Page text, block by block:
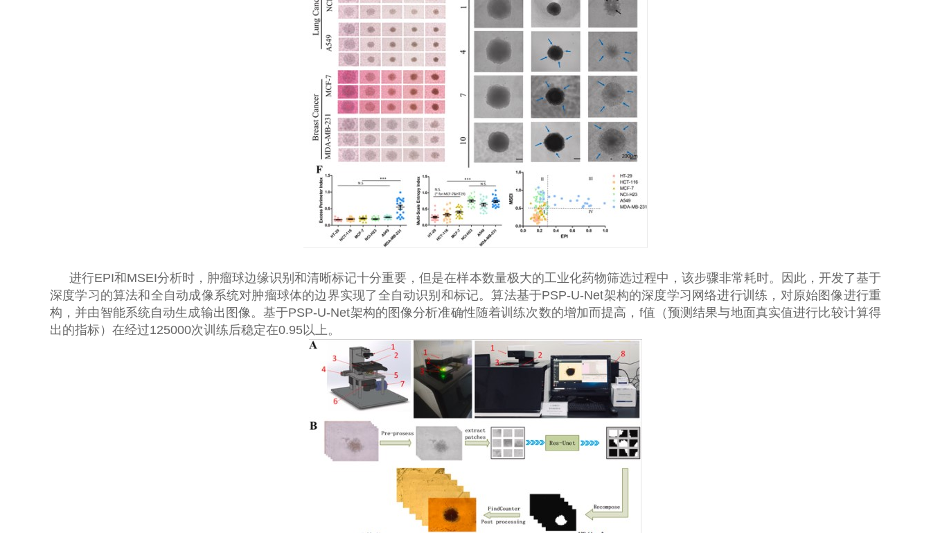
进行EPI和MSEI分析时，肿瘤球边缘识别和清晰标记十分重要，但是在样本数量极大的工业化药物筛选过程中，该步骤非常耗时。因此，开发了基于
深度学习的算法和全自动成像系统对肿瘤球体的边界实现了全自动识别和标记。算法基于PSP-U-Net架构的深度学习网络进行训练，对原始图像进行重
构，并由智能系统自动生成输出图像。基于PSP-U-Net架构的图像分析准确性随着训练次数的增加而提高， f值（预测结果与地面真实值进行比较计算得
出的指标）在经过125000次训练后稳定在0.95以上。